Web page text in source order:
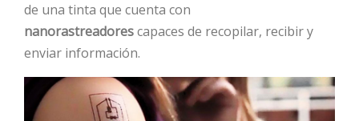
de una tinta que cuenta con
nanorastreadorescapaces de recopilar, recibir y
enviar información.